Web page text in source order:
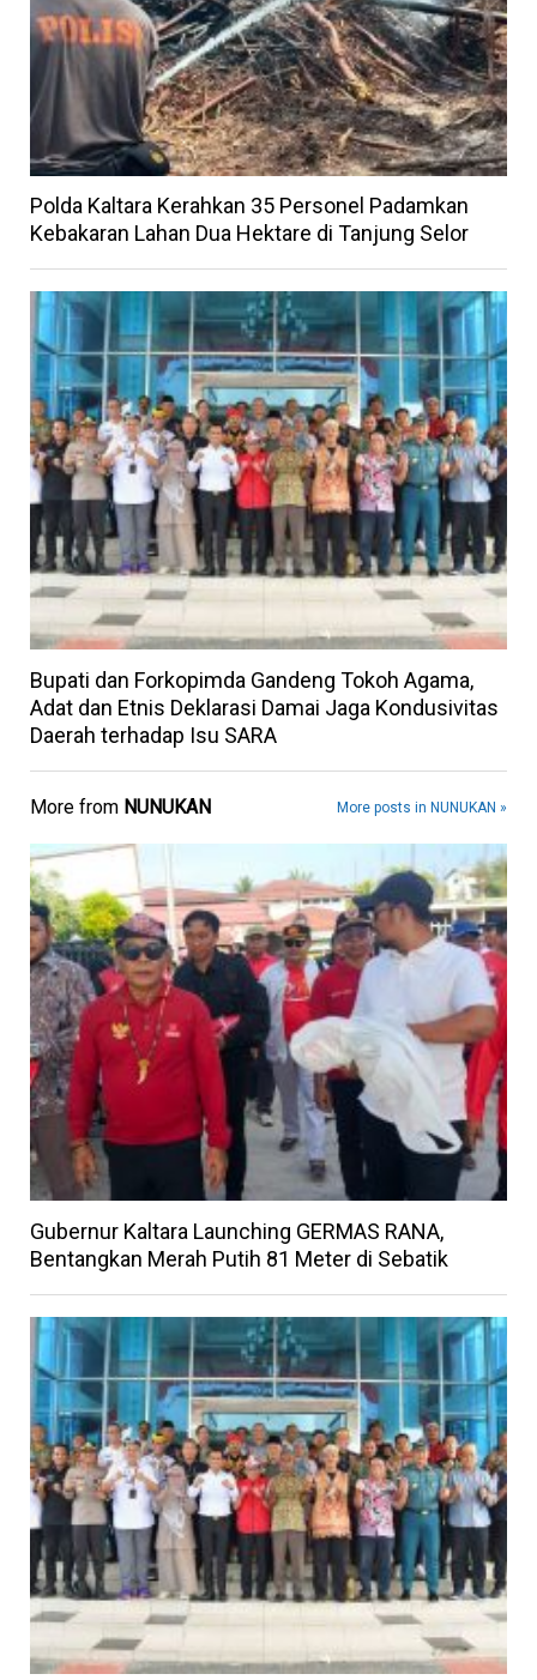
Polda Kaltara Kerahkan 35 Personel Padamkan
Kebakaran Lahan Dua Hektare di Tanjung Selor
Bupati dan Forkopimda Gandeng Tokoh Agama,
Adat dan Etnis Deklarasi Damai Jaga Kondusivitas
Daerah terhadap Isu SARA
More from NUNUKAN More posts in NUNUKAN »
Gubernur Kaltara Launching GERMAS RANA,
Bentangkan Merah Putih 81 Meter di Sebatik